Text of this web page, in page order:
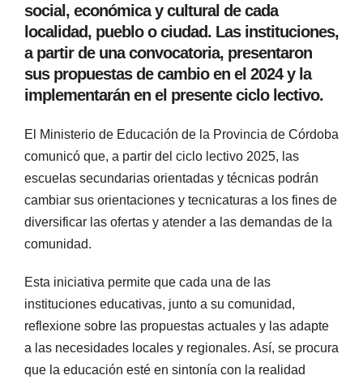
social, económica y cultural de cada
localidad, pueblo o ciudad. Las instituciones,
a partir de una convocatoria, presentaron
sus propuestas de cambio en el 2024 y la
implementarán en el presente ciclo lectivo.
El Ministerio de Educación de la Provincia de Córdoba
comunicó que, a partir del ciclo lectivo 2025, las
escuelas secundarias orientadas y técnicas podrán
cambiar sus orientaciones y tecnicaturas a los fines de
diversificar las ofertas y atender a las demandas de la
comunidad.
Esta iniciativa permite que cada una de las
instituciones educativas, junto a su comunidad,
reflexione sobre las propuestas actuales y las adapte
a las necesidades locales y regionales. Así, se procura
que la educación esté en sintonía con la realidad